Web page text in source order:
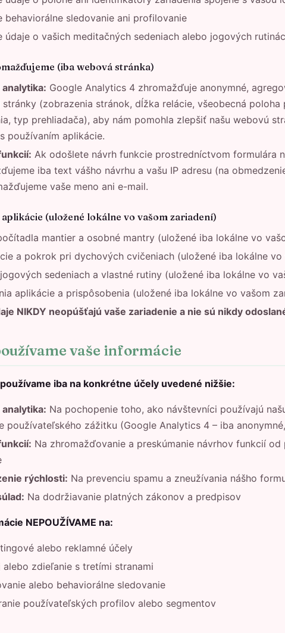
behaviorálne sledovanie ani profilovanie
údaje o vašich meditačných sedeniach alebo jogových
(iba webová stránka)
Google Analytics 4 zhromažďuje anonymné,
(zobrazenia stránok, dĺžka relácie, všeobecná
typ prehliadača), aby nám pomohla zlepšiť našu webovú
používaním aplikácie.
Ak odošlete návrh funkcie prostredníctvom formulára
iba text vášho návrhu a vašu IP adresu (na
vaše meno ani e-mail.
aplikácie (uložené lokálne vo vašom zariadení)
mantier a osobné mantry (uložené iba lokálne vo
a pokrok pri dychových cvičeniach (uložené iba lokálne vo
sedeniach a vlastné rutiny (uložené iba lokálne vo
aplikácie a prispôsobenia (uložené iba lokálne vo vašom
NIKDY neopúšťajú vaše zariadenie a nie sú nikdy
vaše informácie
iba na konkrétne účely uvedené nižšie:
Na pochopenie toho, ako návštevníci používajú
používateľského zážitku (Google Analytics 4 – iba
Na zhromažďovanie a preskúmanie návrhov funkcií
rýchlosti: Na prevenciu spamu a zneužívania nášho
Na dodržiavanie platných zákonov a predpisov
NEPOUŽÍVAME na:
alebo reklamné účely
alebo zdieľanie s tretími stranami
alebo behaviorálne sledovanie
používateľských profilov alebo segmentov